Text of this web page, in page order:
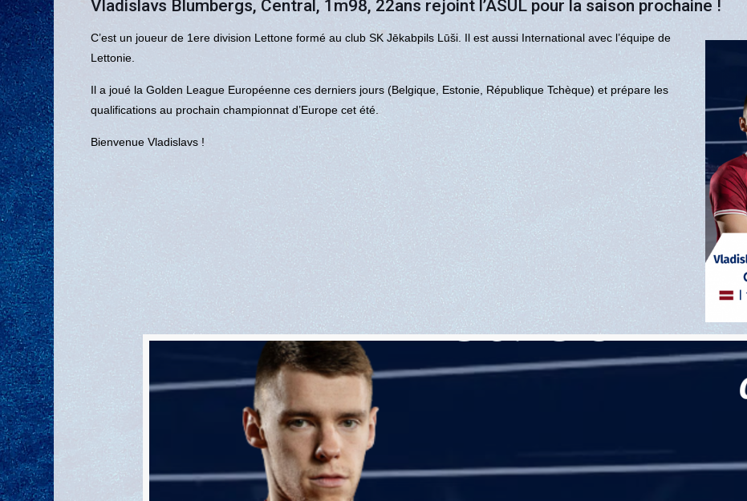
Vladislavs Blumbergs, Central, 1m98, 22ans rejoint l’ASUL pour la saison prochaine !
C’est un joueur de 1ere division Lettone formé au club SK Jēkabpils Lūši. Il est aussi International avec l’équipe de
Lettonie.
Il a joué la Golden League Européenne ces derniers jours (Belgique, Estonie, République Tchèque) et prépare les
qualifications au prochain championnat d’Europe cet été.
Bienvenue Vladislavs !